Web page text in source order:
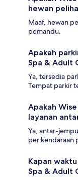
hewan
Maaf, hewan
pemandu.
Apakah
Spa & Adult
Ya, tersedia
Tempat parkir
Apakah
layanan
Ya, antar-
per kendaraan
Kapan
Spa & Adult